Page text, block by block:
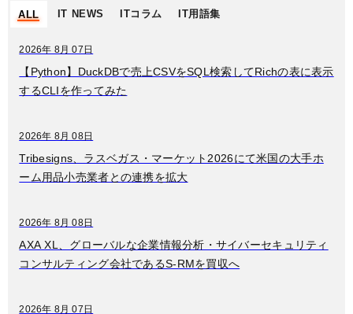
ALL IT NEWS ITコラム IT用語集
2026年 8月 07日
【Python】DuckDBで売上CSVをSQL検索してRichの表に表示
するCLIを作ってみた
2026年 8月 08日
Tribesigns、ラスベガス・マーケット2026にて米国の大手ホ
ーム用品小売業者との連携を拡大
2026年 8月 08日
AXA XL、グローバルな企業情報分析・サイバーセキュリティ
コンサルティング会社であるS-RMを買収へ
2026年 8月 07日